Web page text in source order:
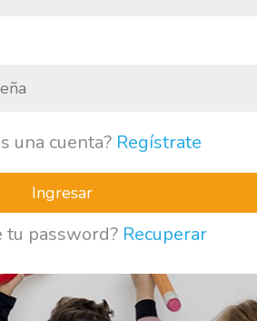
una cuenta? Regístrate
tu password? Recuperar